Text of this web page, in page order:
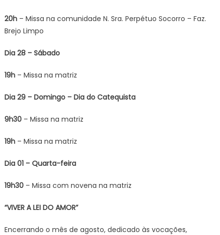
20h– Missa na comunidade N. Sra. Perpétuo Socorro – Faz.
Brejo Limpo
Dia 28 – Sábado
19h– Missa na matriz
Dia 29 – Domingo – Dia do Catequista
9h30– Missa na matriz
19h– Missa na matriz
Dia 01 – Quarta-feira
19h30– Missa com novena na matriz
“VIVER A LEI DO AMOR”
Encerrando o mês de agosto, dedicado às vocações,